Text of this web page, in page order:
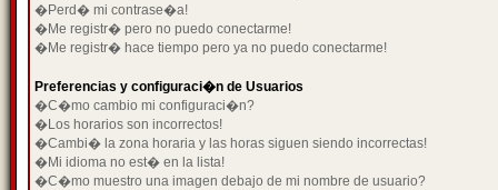
�Perd� mi contrase�a!
�Me registr� pero no puedo conectarme!
�Me registr� hace tiempo pero ya no puedo conectarme!
Preferencias y configuraci�n de Usuarios
�C�mo cambio mi configuraci�n?
�Los horarios son incorrectos!
�Cambi� la zona horaria y las horas siguen siendo incorrectas!
�Mi idioma no est� en la lista!
�C�mo muestro una imagen debajo de mi nombre de usuario?